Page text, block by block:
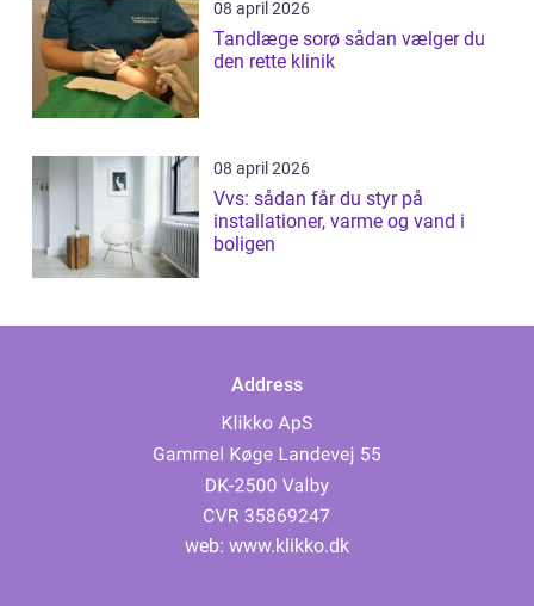
08 april 2026
Tandlæge sorø sådan vælger du
den rette klinik
08 april 2026
Vvs: sådan får du styr på
installationer, varme og vand i
boligen
Address
web: www.klikko.dk